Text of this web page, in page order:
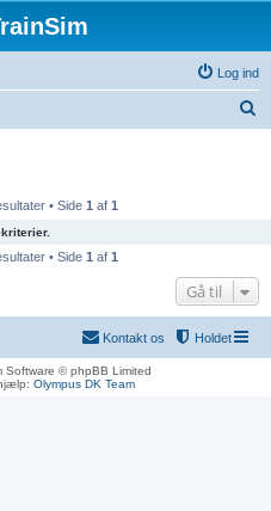
Log ind
• Side 1 af 1
• Side 1 af 1
Gå til
Holdet
Kontakt os
Software © phpBB Limited
Olympus DK Team